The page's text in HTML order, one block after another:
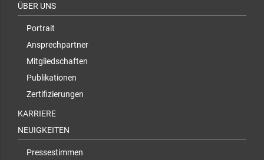
ÜBER UNS
Portrait
Ansprechpartner
Mitgliedschaften
Publikationen
Zertifizierungen
KARRIERE
NEUIGKEITEN
Pressestimmen